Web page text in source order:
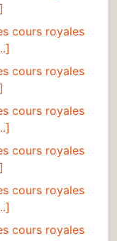
cours royales
cours royales
cours royales
cours royales
cours royales
cours royales